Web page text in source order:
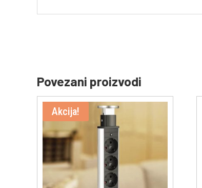
Povezani proizvodi
Akcija!